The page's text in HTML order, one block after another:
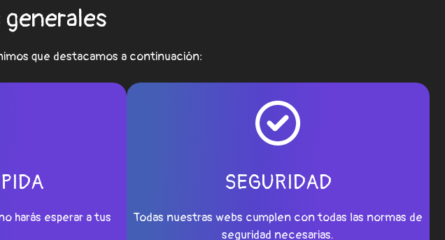
que destacamos a continuación:
harás esperar a tus
SEGURIDAD
Todas nuestras webs cumplen con todas las normas de
seguridad necesarias.